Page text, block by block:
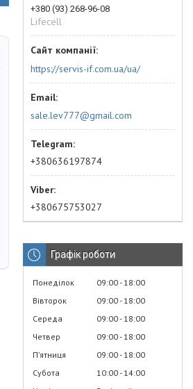
+380 (93) 268-96-08
Lifecell
https://servis-if.com.ua/ua/
sale.lev777@gmail.com
+380636197874
+380675753027
Графік роботи
Понеділок 09:00 18:00
Вівторок
09:00 18:00
Середа
09:00 18:00
Четвер
09:00 18:00
Пʼятниця
09:00 18:00
Субота
10:00 14:00